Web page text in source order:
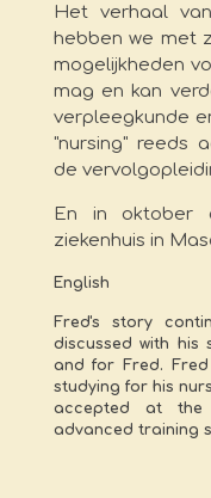
Het verhaal
hebben we met
mogelijkheden
mag en kan
verpleegkunde
"nursing" reeds
de
En in oktober
ziekenhuis in
English
Fred's story
discussed with his
and for Fred.
studying for his
accepted at the
advanced training